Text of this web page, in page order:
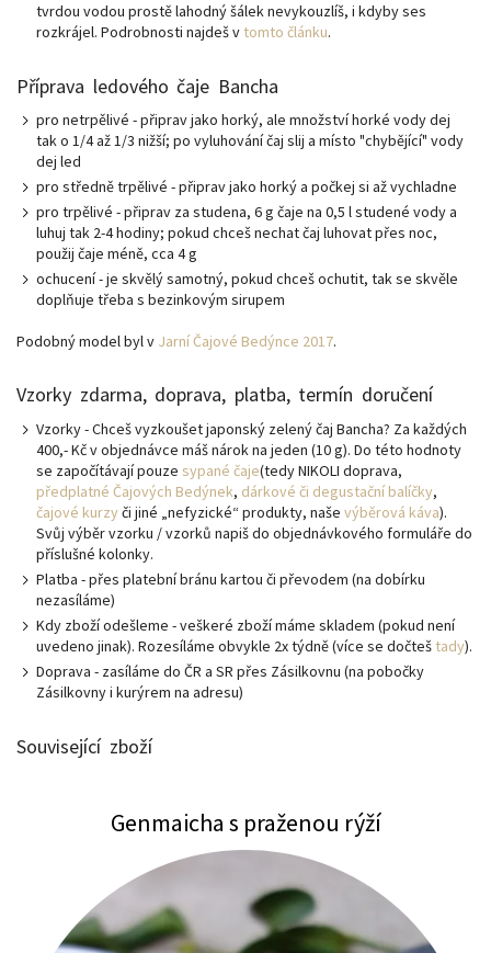
tvrdou vodou prostě lahodný šálek nevykouzlíš, i kdyby ses
rozkrájel. Podrobnosti najdeš v tomto článku.
Příprava ledového čaje Bancha
pro netrpělivé - připrav jako horký, ale množství horké vody dej
tak o 1/4 až 1/3 nižší; po vyluhování čaj slij a místo "chybějící" vody
dej led
pro středně trpělivé - připrav jako horký a počkej si až vychladne
pro trpělivé - připrav za studena, 6 g čaje na 0,5 l studené vody a
luhuj tak 2-4 hodiny; pokud chceš nechat čaj luhovat přes noc,
použij čaje méně, cca 4 g
ochucení - je skvělý samotný, pokud chceš ochutit, tak se skvěle
doplňuje třeba s bezinkovým sirupem
Podobný model byl v Jarní Čajové Bedýnce 2017.
Vzorky zdarma, doprava, platba, termín doručení
Vzorky - Chceš vyzkoušet japonský zelený čaj Bancha? Za každých
400,- Kč v objednávce máš nárok na jeden (10 g). Do této hodnoty
se započítávají pouze sypané čaje(tedy NIKOLI doprava,
předplatné Čajových Bedýnek, dárkové či degustační balíčky,
čajové kurzyči jiné „nefyzické“ produkty, naševýběrová káva).
Svůj výběr vzorku / vzorků napiš do objednávkového formuláře do
příslušné kolonky.
Platba - přes platební bránu kartou či převodem (na dobírku
nezasíláme)
Kdy zboží odešleme - veškeré zboží máme skladem (pokud není
uvedeno jinak). Rozesíláme obvykle 2x týdně (více se dočteš tady).
Doprava - zasíláme do ČR a SR přes Zásilkovnu (na pobočky
Zásilkovny i kurýrem na adresu)
Související zboží
Genmaicha s praženou rýží